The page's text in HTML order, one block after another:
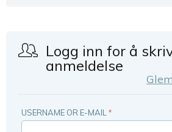
Logg inn for å
anmeldelse
USERNAME OR E-MAIL *